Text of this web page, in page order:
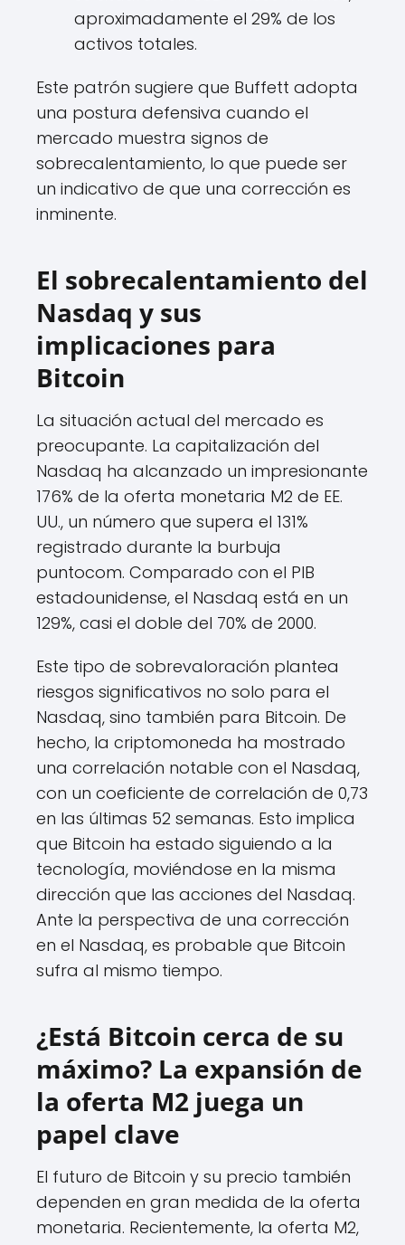
aproximadamente el 29% de los
activos totales.
Este patrón sugiere que Buffett adopta
una postura defensiva cuando el
mercado muestra signos de
sobrecalentamiento, lo que puede ser
un indicativo de que una corrección es
inminente.
El sobrecalentamiento del
Nasdaq y sus
implicaciones para
Bitcoin
La situación actual del mercado es
preocupante. La capitalización del
Nasdaq ha alcanzado un impresionante
176% de la oferta monetaria M2 de EE.
UU., un número que supera el 131%
registrado durante la burbuja
puntocom. Comparado con el PIB
estadounidense, el Nasdaq está en un
129%, casi el doble del 70% de 2000.
Este tipo de sobrevaloración plantea
riesgos significativos no solo para el
Nasdaq, sino también para Bitcoin. De
hecho, la criptomoneda ha mostrado
una correlación notable con el Nasdaq,
con un coeficiente de correlación de 0,73
en las últimas 52 semanas. Esto implica
que Bitcoin ha estado siguiendo a la
tecnología, moviéndose en la misma
dirección que las acciones del Nasdaq.
Ante la perspectiva de una corrección
en el Nasdaq, es probable que Bitcoin
sufra al mismo tiempo.
¿Está Bitcoin cerca de su
máximo? La expansión de
la oferta M2 juega un
papel clave
El futuro de Bitcoin y su precio también
dependen en gran medida de la oferta
monetaria. Recientemente, la oferta M2,